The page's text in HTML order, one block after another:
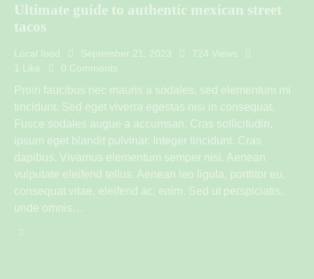
Ultimate guide to authentic mexican street
tacos
Local food September 21, 2023 724 Views
1 Like 0 Comments
Proin faucibus nec mauris a sodales, sed elementum mi
tincidunt. Sed eget viverra egestas nisi in consequat.
Fusce sodales augue a accumsan. Cras sollicitudin,
ipsum eget blandit pulvinar. Integer tincidunt. Cras
dapibus. Vivamus elementum semper nisi. Aenean
vulputate eleifend tellus. Aenean leo ligula, porttitor eu,
consequat vitae, eleifend ac, enim. Sed ut perspiciatis,
unde omnis…